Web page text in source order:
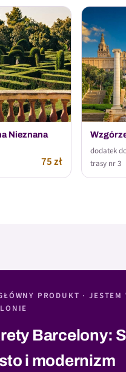
Nieznana
75 zł
dodatek
trasy nr 3
PRODUKT · JESTEM
Barcelony:
i modernizm